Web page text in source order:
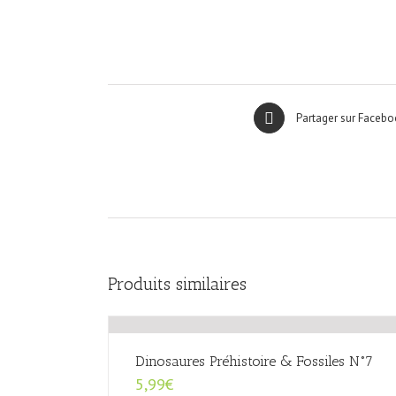
Partager sur
Produits similaires
Dinosaures Préhistoire & Fossiles N°7
5,99€